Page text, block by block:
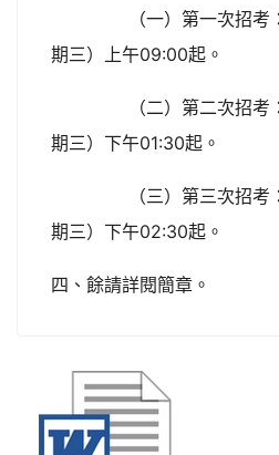
（一）第一次招考：
期三）上午09:00起。
（二）第二次招考：
期三）下午01:30起。
（三）第三次招考：
期三）下午02:30起。
四、餘請詳閱簡章。